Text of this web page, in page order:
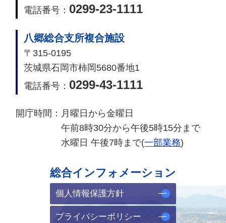
電話番号： 0299-23-1111
八郷総合支所複合施設
〒315-0195
茨城県石岡市柿岡5680番地1
電話番号： 0299-43-1111
開庁時間： 月曜日から金曜日
午前8時30分から午後5時15分まで
水曜日 午後7時まで(一部業務)
総合インフォメーション
個人情報保護方針
プライバシーポリシー